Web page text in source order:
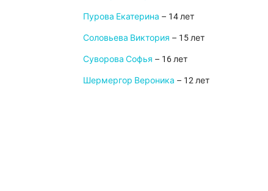
Пурова Екатерина – 14 лет
Соловьева Виктория – 15 лет
Суворова Софья – 16 лет
Шермергор Вероника – 12 лет